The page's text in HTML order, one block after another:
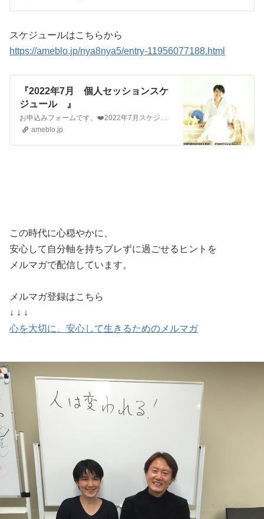
スケジュールはこちらから
https://ameblo.jp/nya8nya5/entry-11956077188.html
『2022年7月 個人セッションスケ
ジュール 』
お申込みフォームです。❤️2022年7月スケジュール❤️ 7/15（金）18時半～20時半7/16（土）14時～16時 16時半～18時半7/17（…
ameblo.jp
この時代に心穏やかに、
安心して自分軸を持ちブレずに過ごせるヒントを
メルマガで配信しています。
メルマガ登録はこちら
↓ ↓ ↓
心を大切に、安心して生きるためのメルマガ